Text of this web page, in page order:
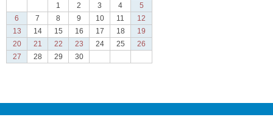
1
2 3 4
5
6
7 8 9 10 11
12
13
14 15 16 17 18
19
20
21 22 23 24 25
26
27
28 29 30